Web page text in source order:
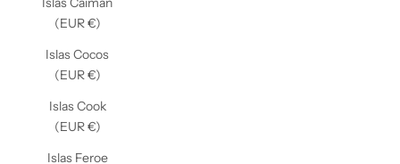
(EUR €)
Islas Cocos
(EUR €)
Islas Cook
(EUR €)
Islas Feroe